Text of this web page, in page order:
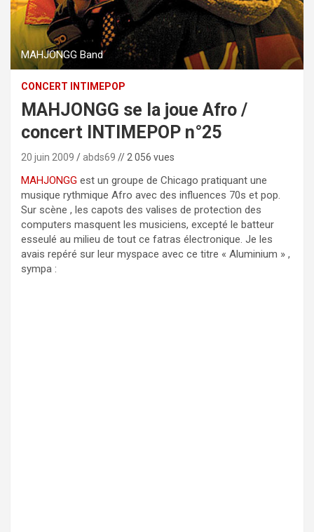
MAHJONGG Band
CONCERT INTIMEPOP
MAHJONGG se la joue Afro /
concert INTIMEPOP n°25
20 juin 2009 abds69 // 2 056 vues
MAHJONGG est un groupe de Chicago pratiquant une
musique rythmique Afro avec des influences 70s et pop.
Sur scène , les capots des valises de protection des
computers masquent les musiciens, excepté le batteur
esseulé au milieu de tout ce fatras électronique. Je les
avais repéré sur leur myspace avec ce titre « Aluminium » ,
sympa :